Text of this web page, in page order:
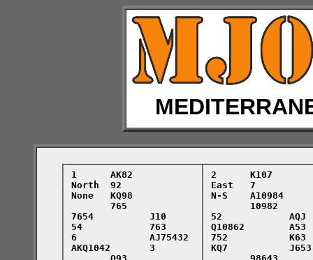
│ 1      AK82            │ 2      K107
│ North  92              │ East   7
│ None   KQ98            │ N-S    A10984
│        765             │        10982
│ 7654          J10      │ 52
│ 54            763      │ Q10862
│ 6             AJ75432  │ 752
│ AKQ1042       3        │ KQ7